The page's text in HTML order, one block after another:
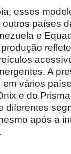
esses
países
e
A
em vários
e do
diferentes
após a